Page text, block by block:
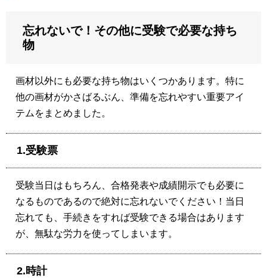
忘れないで！その他に受験で必要な持ち
物
画材以外にも必要な持ち物はいくつかあります。特に
他の画材がかさばるぶん、準備を忘れやすい重要アイ
テムをまとめました。
1.受験票
受験当日はもちろん、合格発表や成績開示でも必要に
なるものであるので絶対に忘れないでください！当日
忘れても、手続きをすれば受験できる場合はあります
が、無駄な労力を使ってしまいます。
2.時計